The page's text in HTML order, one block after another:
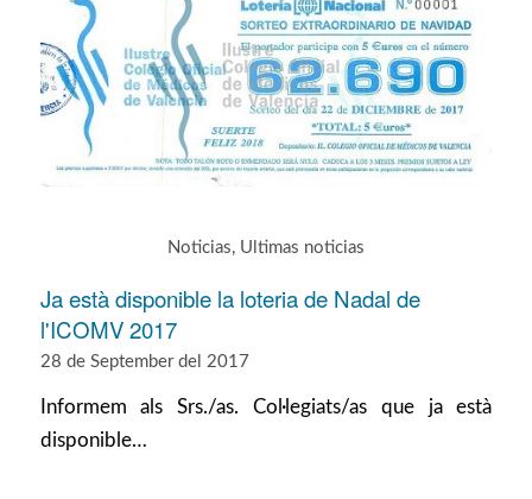
Noticias, Ultimas noticias
Ja està disponible la loteria de Nadal de
l'ICOMV 2017
28 de September del 2017
Informem als Srs./as. Col·legiats/as que ja està
disponible…